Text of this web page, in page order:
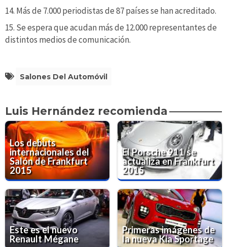
14. Más de 7.000 periodistas de 87 países se han acreditado.
15. Se espera que acudan más de 12.000 representantes de
distintos medios de comunicación.
Salones Del Automóvil
Luis Hernández recomienda
Los debuts
internacionales del
Salón de Frankfurt
2015
El Porsche 911 se
actualiza en Frankfurt
2015
Este es el nuevo
Renault Mégane
Primeras imágenes de
la nueva Kia Sportage